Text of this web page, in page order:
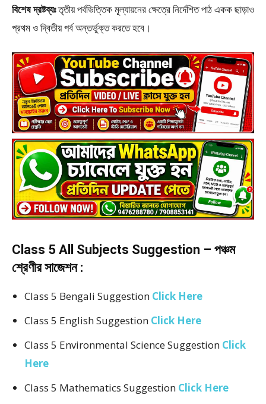
বিশেষ দ্রষ্টব্যঃতৃতীয় পর্বভিত্তিক মূল্যায়নের ক্ষেত্রে নির্দেশিত পাঠ একক ছাড়াও
প্রথম ও দ্বিতীয় পর্ব অন্তর্ভুক্ত করতে হবে।
Class 5 All Subjects Suggestion – পঞ্চম
শ্রেণীর সাজেশন :
Class 5 Bengali Suggestion Click Here
Class 5 English Suggestion Click Here
Class 5 Environmental Science Suggestion Click
Here
Class 5 Mathematics Suggestion Click Here